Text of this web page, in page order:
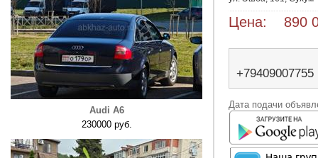
Audi A6
230000 руб.
Цена: 890
+79409007755
Дата подачи